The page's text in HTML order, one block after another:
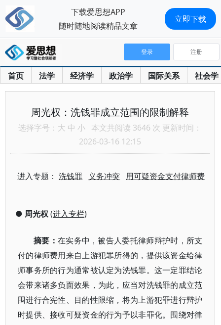
首页 法学 经济学 政治学 国际关系 社会学
登录 注册
周光权：洗钱罪成立范围的限制解释
选择字号： 大 中 小 本文共阅读 3646 次 更新时间：
2026-03-16 12:15
进入专题：洗钱罪 义务冲突 用可疑资金支付律师费
● 周光权(进入专栏)
摘要： 在实务中，被告人委托律师辩护时，所支
付的律师费用来自上游犯罪所得的，提供该资金给律
师事务所的行为通常被认定为洗钱罪。这一定罪结论
会带来诸多负面效果，为此，应当对洗钱罪的成立范
围进行合宪性、目的性限缩，将为上游犯罪进行辩护
时提供、接收可疑资金的行为予以非罪化。围绕对律
下载爱思想APP
随时随地阅读精品文章
立即下载